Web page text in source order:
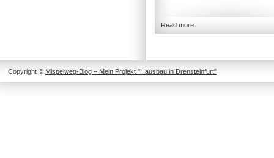
Read more
Copyright © Mispelweg-Blog – Mein Projekt "Hausbau in Drensteinfurt"